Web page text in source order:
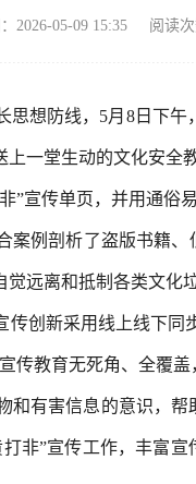
2026-05-09 15:35 阅读次
想防线，5月8日下
一堂生动的文化安全教
”宣传单页，并用通
例剖析了盗版书籍
远离和抵制各类文化垃
创新采用线上线下
传教育无死角、全覆
和有害信息的意识，
非”宣传工作，丰富